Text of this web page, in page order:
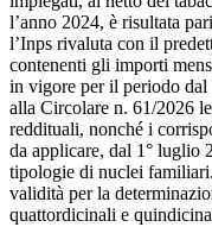
l’anno 2024, è risultata
l’Inps rivaluta con il
contenenti gli importi
in vigore per il periodo
alla Circolare n. 61/2026
reddituali, nonché i
da applicare, dal 1° luglio
tipologie di nuclei
validità per la
quattordicinali e